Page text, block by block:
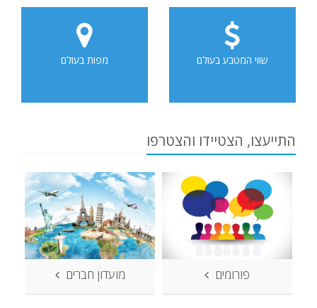
שווי המטבע בעולם מפות בעולם
התייעצו, הצטיידו והצטרפו
פורומים מועדון חברים